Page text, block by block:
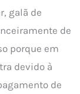
galã de
de
porque em
devido à
de